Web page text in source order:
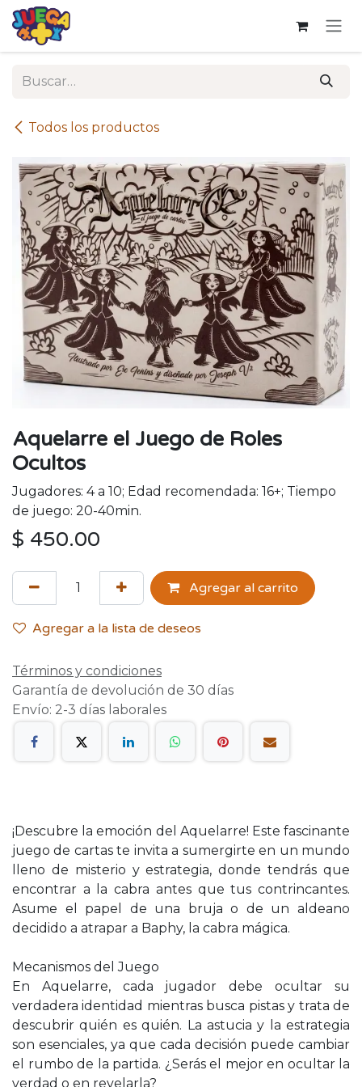
Ir al contenido
Todos los productos
Aquelarre el Juego de Roles
Ocultos
Jugadores: 4 a 10; Edad recomendada: 16+; Tiempo
de juego: 20-40min.
$ 450.00
Agregar al carrito
Agregar a la lista de deseos
Términos y condiciones
Garantía de devolución de 30 días
Envío: 2-3 días laborales
¡Descubre la emoción del Aquelarre! Este fascinante
juego de cartas te invita a sumergirte en un mundo
lleno de misterio y estrategia, donde tendrás que
encontrar a la cabra antes que tus contrincantes.
Asume el papel de una bruja o de un aldeano
decidido a atrapar a Baphy, la cabra mágica.
Mecanismos del Juego
En Aquelarre, cada jugador debe ocultar su
verdadera identidad mientras busca pistas y trata de
descubrir quién es quién. La astucia y la estrategia
son esenciales, ya que cada decisión puede cambiar
el rumbo de la partida. ¿Serás el mejor en ocultar la
verdad o en revelarla?